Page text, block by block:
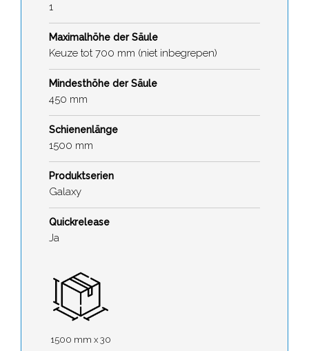
1
Maximalhöhe der Säule
Keuze tot 700 mm (niet inbegrepen)
Mindesthöhe der Säule
450 mm
Schienenlänge
1500 mm
Produktserien
Galaxy
Quickrelease
Ja
1500 mm x 30